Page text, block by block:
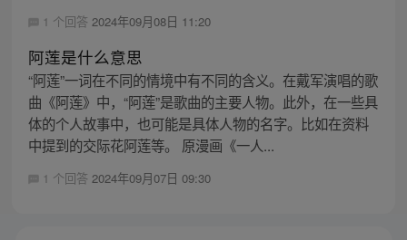
1 个回答 2024年09月08日 11:20
阿莲是什么意思
“阿莲”一词在不同的情境中有不同的含义。在戴军演唱的歌
曲《阿莲》中，“阿莲”是歌曲的主要人物。此外，在一些具
体的个人故事中，也可能是具体人物的名字。比如在资料
中提到的交际花阿莲等。 原漫画《一人...
1 个回答 2024年09月07日 09:30